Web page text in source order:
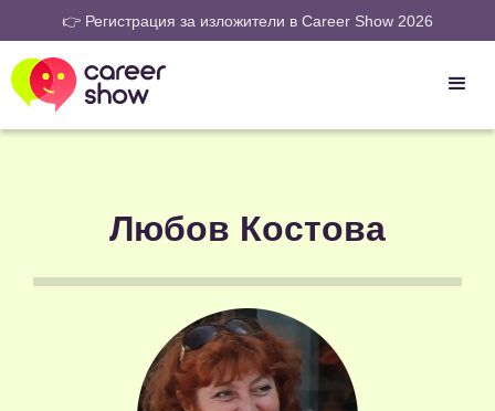
👉 Регистрация за изложители в Career Show 2026
Любов Костова